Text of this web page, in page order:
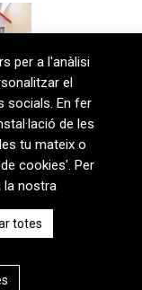
5, 2n · Barcelona
170 301
de cookies
per a l'anàlisi
el
socials. En fer
de les
tu mateix o
cookies'. Per
la nostra
totes